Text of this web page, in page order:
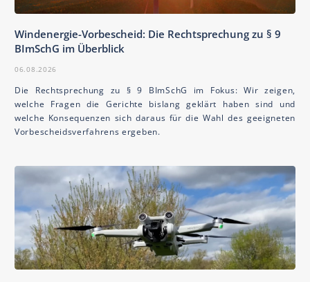
Windenergie-Vorbescheid: Die Rechtsprechung zu § 9
BImSchG im Überblick
06.08.2026
Die Rechtsprechung zu § 9 BImSchG im Fokus: Wir zeigen,
welche Fragen die Gerichte bislang geklärt haben sind und
welche Konsequenzen sich daraus für die Wahl des geeigneten
Vorbescheidsverfahrens ergeben.